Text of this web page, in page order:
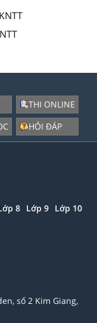
THI ONLINE
HỎI ĐÁP
8 Lớp 9 Lớp 10
số 2 Kim Giang,